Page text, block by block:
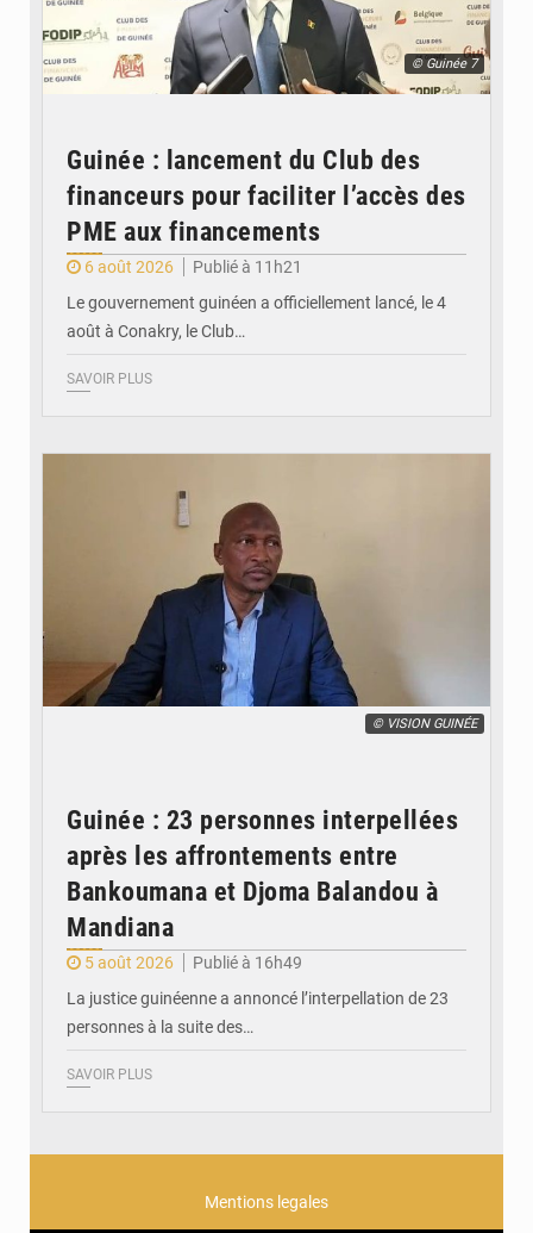
© Guinée 7
Guinée : lancement du Club des
financeurs pour faciliter l’accès des
PME aux financements
6 août 2026
Publié à 11h21
Le gouvernement guinéen a officiellement lancé, le 4
août à Conakry, le Club…
SAVOIR PLUS
© VISION GUINÉE
Guinée : 23 personnes interpellées
après les affrontements entre
Bankoumana et Djoma Balandou à
Mandiana
5 août 2026
Publié à 16h49
La justice guinéenne a annoncé l’interpellation de 23
personnes à la suite des…
SAVOIR PLUS
Mentions legales